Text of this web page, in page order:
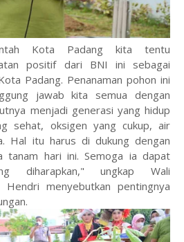
Kota Padang kita tentu
positif dari BNI ini sebagai
Padang. Penanaman pohon ini
jawab kita semua dengan
menjadi generasi yang hidup
sehat, oksigen yang cukup, air
Hal itu harus di dukung dengan
tanam hari ini. Semoga ia dapat
diharapkan," ungkap Wali
Hendri menyebutkan pentingnya